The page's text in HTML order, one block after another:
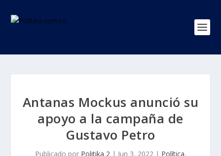
Antanas Mockus anunció su
apoyo a la campaña de
Gustavo Petro
Publicado por Politika 2| Jun 3, 2022| Política,